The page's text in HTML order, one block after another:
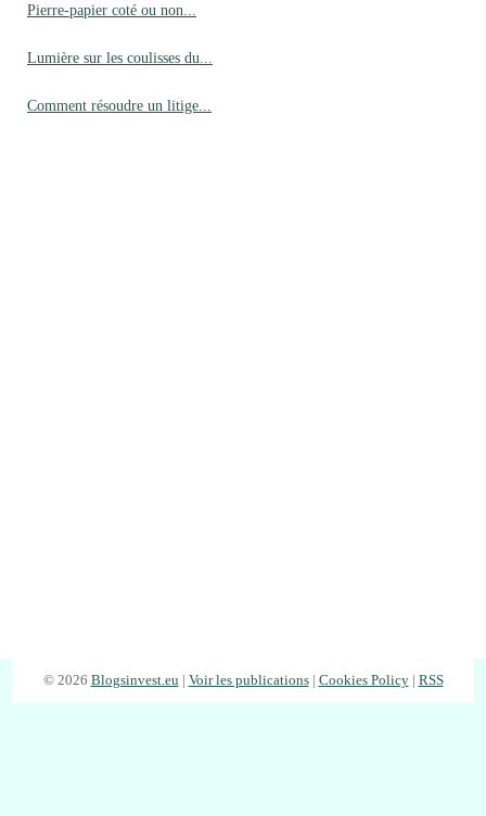
Pierre-papier coté ou non...
Lumière sur les coulisses du...
Comment résoudre un litige...
© 2026 Blogsinvest.eu Voir les publications| Cookies Policy| RSS